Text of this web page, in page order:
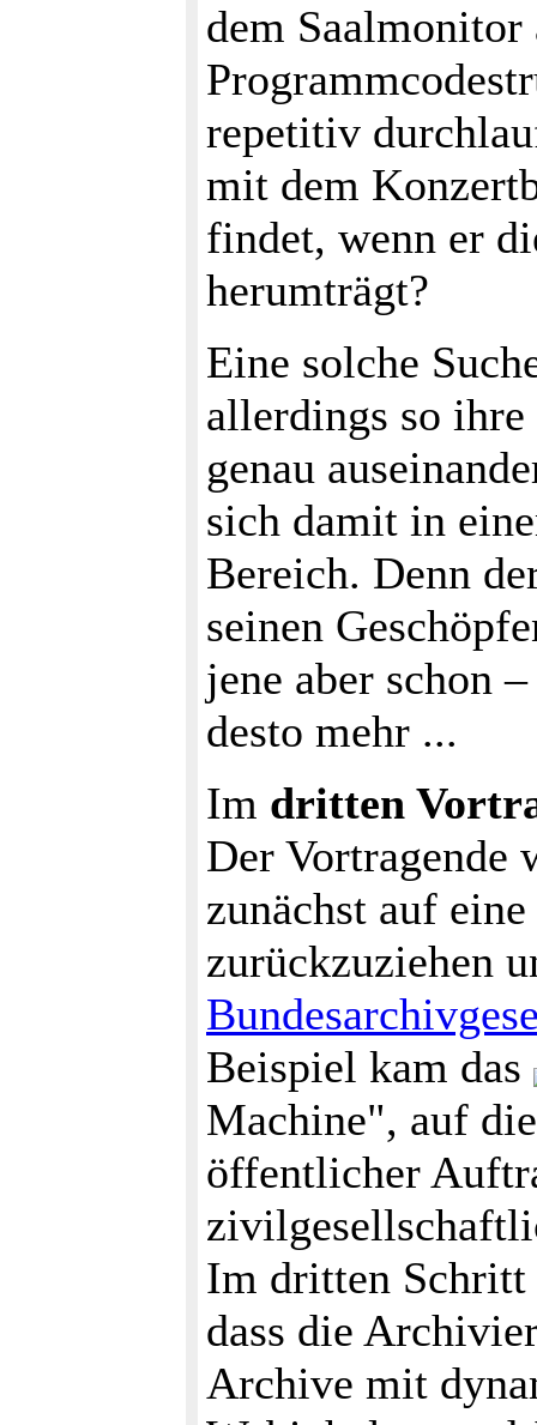
dem
repetitiv
mit dem
findet, wenn er
herumträgt?
Eine solche
allerdings so
genau
sich damit in
Bereich. Denn
seinen
jene aber schon
desto mehr ...
Im dritten
Der Vortragende
zunächst auf
zurückzuziehen
Beispiel kam das
Machine", auf
öffentlicher
Im dritten Schritt
dass die
Archive mit